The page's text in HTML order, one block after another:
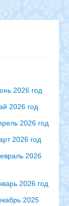
2026 год
2026 год
2026 год
2026 год
2026
2026 год
2025